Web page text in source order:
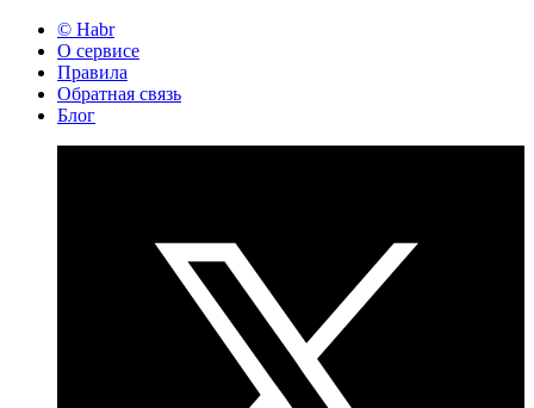
© Habr
О сервисе
Правила
Обратная связь
Блог